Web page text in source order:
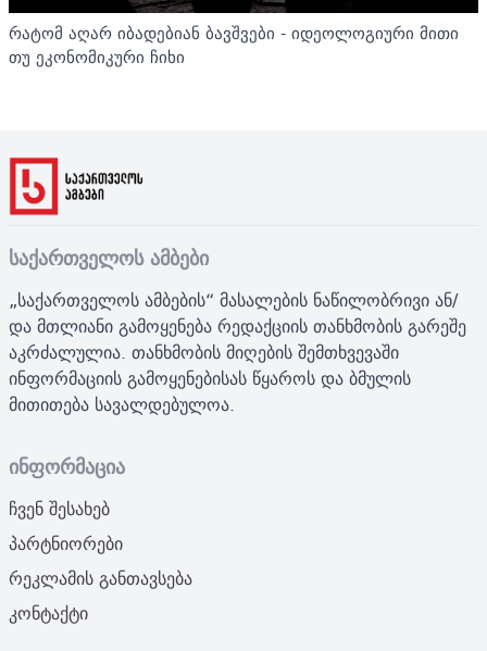
რატომ აღარ იბადებიან ბავშვები - იდეოლოგიური მითი
თუ ეკონომიკური ჩიხი
საქართველოს ამბები
„საქართველოს ამბების“ მასალების ნაწილობრივი ან/
და მთლიანი გამოყენება რედაქციის თანხმობის გარეშე
აკრძალულია. თანხმობის მიღების შემთხვევაში
ინფორმაციის გამოყენებისას წყაროს და ბმულის
მითითება სავალდებულოა.
ინფორმაცია
ჩვენ შესახებ
პარტნიორები
რეკლამის განთავსება
კონტაქტი